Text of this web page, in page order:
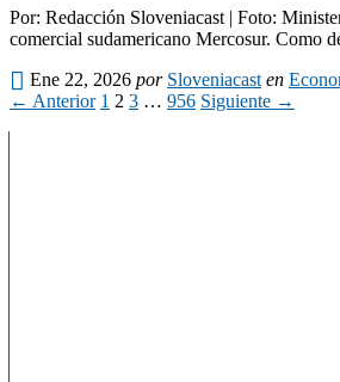
Por: Redacción Sloveniacast | Foto:
comercial sudamericano Mercosur. Como
Ene 22, 2026 por Sloveniacast en
← Anterior 1 2 3 … 956 Siguiente →